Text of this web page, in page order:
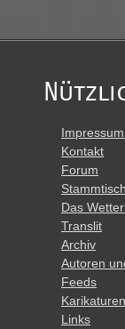
Kontakt
Forum
Das
Translit
Archiv
Autoren
Feeds
Karikaturen
Links